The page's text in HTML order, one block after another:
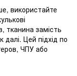
використайте
тканина замість
далі. Цей підхід по
ЧПУ або